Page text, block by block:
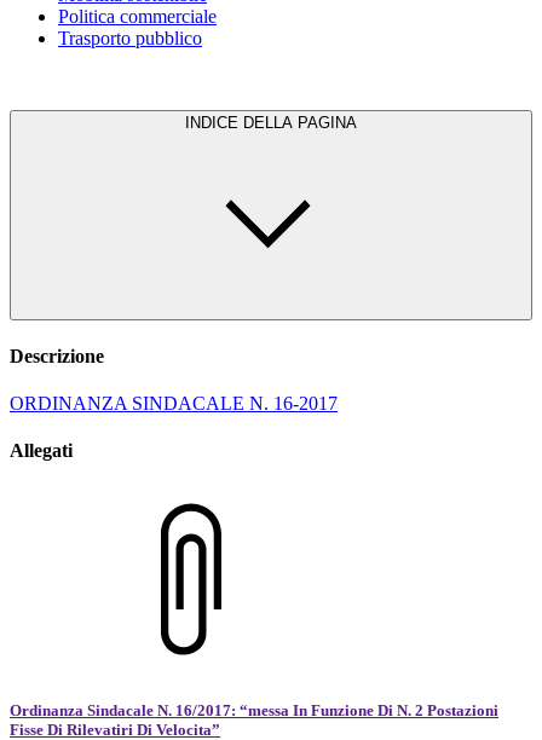
Politica commerciale
Trasporto pubblico
INDICE DELLA PAGINA
Descrizione
ORDINANZA SINDACALE N. 16-2017
Allegati
Ordinanza Sindacale N. 16/2017: “messa In Funzione Di N. 2 Postazioni
Fisse Di Rilevatiri Di Velocita”